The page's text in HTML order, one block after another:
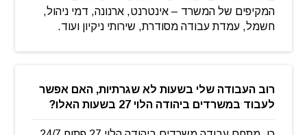
המקיפים של המשרד – אינטרנט, ארנונה, דמי ניהול,
חשמל, עמדת עבודה מסודרת, שירותי ניקיון ועוד.
רוב העבודה שלי בשעות לא שגרתיות, האם אפשר
לעבוד במשרדים ביהודה הלוי 27 בשעות האלו?